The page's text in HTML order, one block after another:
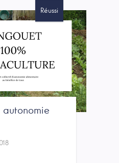
Réussi
autonomie